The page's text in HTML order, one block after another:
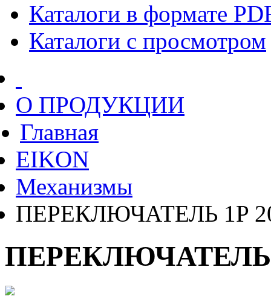
Каталоги в формате
Каталоги с просмотром
О ПРОДУКЦИИ
Главная
EIKON
Механизмы
ПЕРЕКЛЮЧАТЕЛЬ 1P
ПЕРЕКЛЮЧАТЕЛЬ